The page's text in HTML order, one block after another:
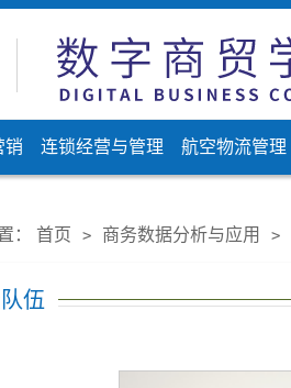
销 连锁经营与管理 航空物流管理
： 首页 > 商务数据分析与应用 >
伍